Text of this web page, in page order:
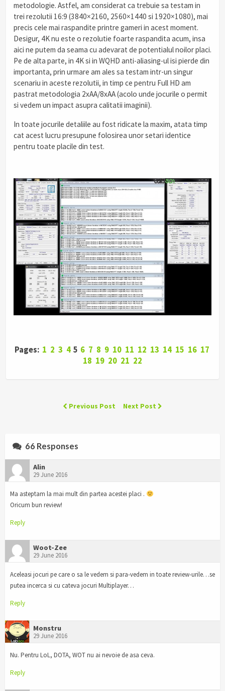
metodologie. Astfel, am considerat ca trebuie sa testam in
trei rezolutii 16:9 (3840×2160, 2560×1440 si 1920×1080), mai
precis cele mai raspandite printre gameri in acest moment.
Desigur, 4K nu este o rezolutie foarte raspandita acum, insa
aici ne putem da seama cu adevarat de potentialul noilor placi.
Pe de alta parte, in 4K si in WQHD anti-aliasing-ul isi pierde din
importanta, prin urmare am ales sa testam intr-un singur
scenariu in aceste rezolutii, in timp ce pentru Full HD am
pastrat metodologia 2xAA/8xAA (acolo unde jocurile o permit
si vedem un impact asupra calitatii imaginii).
In toate jocurile detaliile au fost ridicate la maxim, atata timp
cat acest lucru presupune folosirea unor setari identice
pentru toate placile din test.
Pages: 1 2 3 4 5 6 7 8 9 10 11 12 13 14 15 16 17
18 19 20 21 22
Previous Post Next Post
66 Responses
Alin
29 June 2016
Ma asteptam la mai mult din partea acestei placi .
Oricum bun review!
Reply
Woot-Zee
29 June 2016
Aceleasi jocuri pe care o sa le vedem si para-vedem in toate review-urile…se
putea incerca si cu cateva jocuri Multiplayer…
Reply
Monstru
29 June 2016
Nu. Pentru LoL, DOTA, WOT nu ai nevoie de asa ceva.
Reply